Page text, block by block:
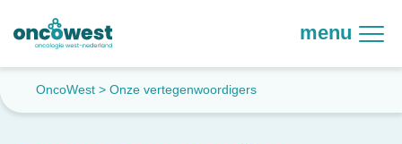
menu
OncoWest > Onze vertegenwoordigers